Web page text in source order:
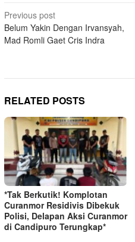
Post
navigation
Previous post
Belum Yakin Dengan Irvansyah,
Mad Romli Gaet Cris Indra
RELATED POSTS
*Tak Berkutik! Komplotan
Curanmor Residivis Dibekuk
Polisi, Delapan Aksi Curanmor
di Candipuro Terungkap*